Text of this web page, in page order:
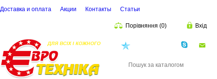
Доставка и оплата Акции Контакты Cтатьи
Порівняння (0) Вхід